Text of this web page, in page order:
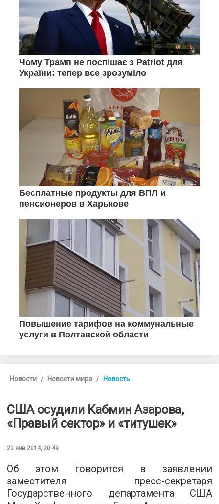
Новости Новости мира Новость
США осудили Кабмин Азарова,
«Правый сектор» и «титушек»
22 янв 2014, 20:49
Об этом говорится в заявлении
заместителя пресс-секретаря
Государственного департамента США